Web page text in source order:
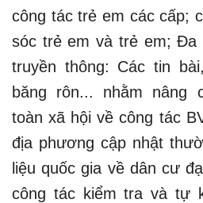
công tác trẻ em các cấp;
sóc trẻ em và trẻ em; Đa
truyền thông: Các tin
băng rôn... nhằm nâng
toàn xã hội về công tác
địa phương cập nhật
liệu quốc gia về dân cư
công tác kiểm tra và tự